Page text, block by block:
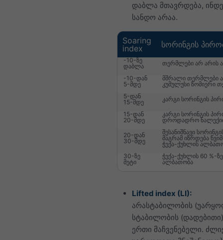
დაბლა მთავრდება,
სანდო არაა.
Soaring
index
სორინგის
-10-ზე
დაბლა
თერმლები არ არის
-10-დან
5-მდე
მშრალი თერმლები
კუმულუსი ზომიერი
5-დან
15-მდე
კარგი სორინგის
15-დან
20-მდე
კარგი სორინგის
დროდადრო
20-დან
30-მდე
შესანიშნავი
მაგრამ იზრდება
ჭექა-ქუხლის
30-ზე
მეტი
ჭექა-ქუხლის 60 %-
ალბათობა
Lifted index (LI):
არასტაბილობის
სტაბილობის
ერთი მაჩვენებელი.